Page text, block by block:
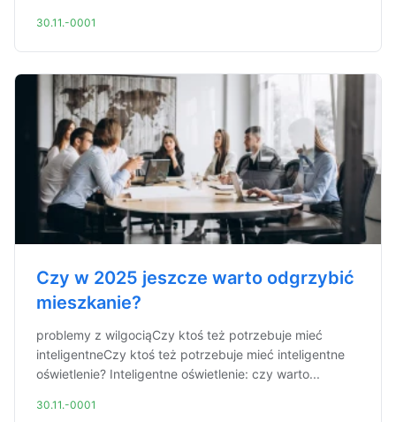
30.11.-0001
Czy w 2025 jeszcze warto odgrzybić
mieszkanie?
problemy z wilgociąCzy ktoś też potrzebuje mieć
inteligentneCzy ktoś też potrzebuje mieć inteligentne
oświetlenie? Inteligentne oświetlenie: czy warto...
30.11.-0001